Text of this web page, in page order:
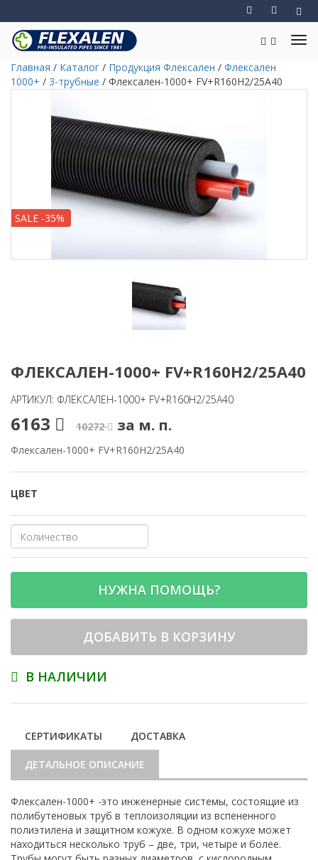
Главная / Каталог / Продукция Флексален / Флексален
1000+ / 3-трубные / Флексален-1000+ FV+R160H2/25A40
SALE -35%
ФЛЕКСАЛЕН-1000+ FV+R160H2/25A40
АРТИКУЛ: ФЛЕКСАЛЕН-1000+ FV+R160H2/25A40
6163 10272 за м. п.
Флексален-1000+ FV+R160H2/25A40
ЦВЕТ
НУЖНА ПОМОЩЬ?
ДОБАВИТЬ В КОРЗИНУ
В НАЛИЧИИ
СЕРТИФИКАТЫ ДОСТАВКА
ДЕТАЛЬНОЕ ОПИСАНИЕ
Флексален-1000+ -это инженерные системы, состоящие из
полибутеновых труб в теплоизоляции из вспененного
полиэтилена и защитном кожухе. В одном кожухе может
находиться несколько труб – две, три, четыре и более.